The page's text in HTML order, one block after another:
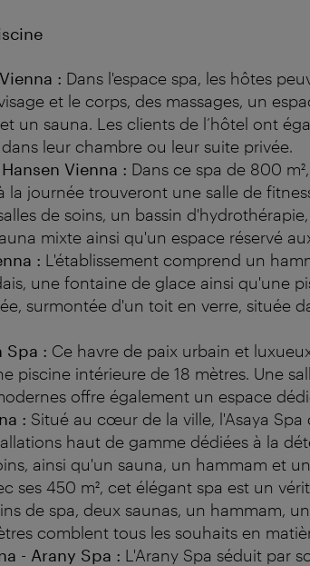
: Dans l'espace spa, les hôtes
et le corps, des massages, un
un sauna. Les clients de l’hôtel ont
leur chambre ou leur suite privée.
Vienna : Dans ce spa de 800
la journée trouveront une salle de
de soins, un bassin
mixte ainsi qu'un espace réservé
: L'établissement comprend un
une fontaine de glace ainsi qu'une
surmontée d'un toit en verre, située
Spa : Ce havre de paix urbain et
piscine intérieure de 18 mètres. Une
offre également un espace
: Situé au cœur de la ville, l'Asaya Spa
haut de gamme dédiées à la
ainsi qu'un sauna, un hammam et
ses 450 m², cet élégant spa est un
de spa, deux saunas, un hammam,
comblent tous les souhaits en
- Arany Spa : L'Arany Spa séduit par